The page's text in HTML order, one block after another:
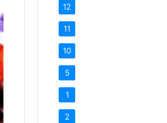
12
11
10
5
1
2